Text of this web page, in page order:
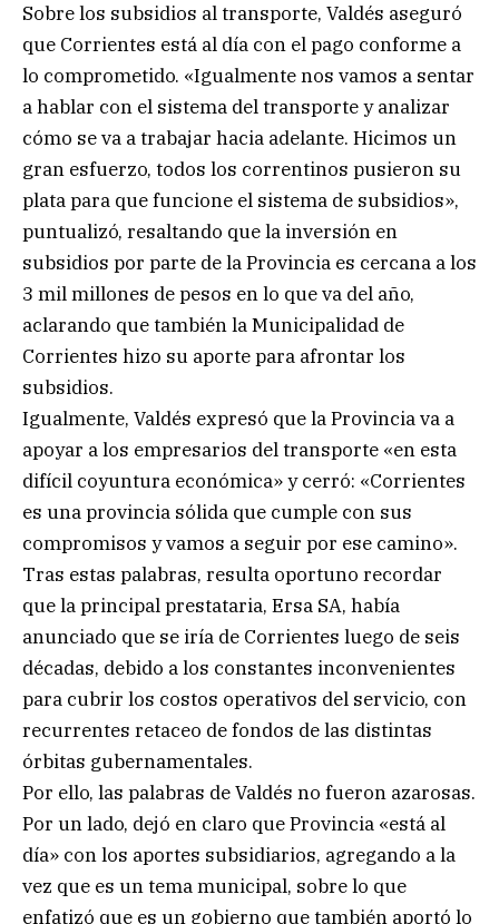
Sobre los subsidios al transporte, Valdés aseguró
que Corrientes está al día con el pago conforme a
lo comprometido. «Igualmente nos vamos a sentar
a hablar con el sistema del transporte y analizar
cómo se va a trabajar hacia adelante. Hicimos un
gran esfuerzo, todos los correntinos pusieron su
plata para que funcione el sistema de subsidios»,
puntualizó, resaltando que la inversión en
subsidios por parte de la Provincia es cercana a los
3 mil millones de pesos en lo que va del año,
aclarando que también la Municipalidad de
Corrientes hizo su aporte para afrontar los
subsidios.
Igualmente, Valdés expresó que la Provincia va a
apoyar a los empresarios del transporte «en esta
difícil coyuntura económica» y cerró: «Corrientes
es una provincia sólida que cumple con sus
compromisos y vamos a seguir por ese camino».
Tras estas palabras, resulta oportuno recordar
que la principal prestataria, Ersa SA, había
anunciado que se iría de Corrientes luego de seis
décadas, debido a los constantes inconvenientes
para cubrir los costos operativos del servicio, con
recurrentes retaceo de fondos de las distintas
órbitas gubernamentales.
Por ello, las palabras de Valdés no fueron azarosas.
Por un lado, dejó en claro que Provincia «está al
día» con los aportes subsidiarios, agregando a la
vez que es un tema municipal, sobre lo que
enfatizó que es un gobierno que también aportó lo